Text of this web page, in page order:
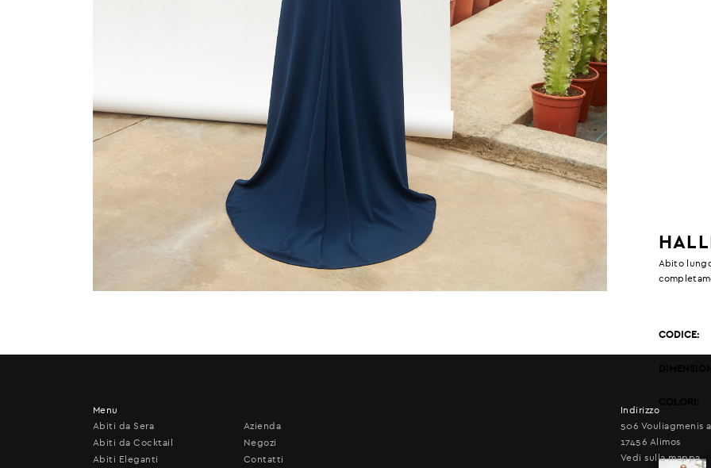
Abito
CODICE:
Menu
Abiti da Sera
Abiti da Cocktail
Abiti Eleganti
Azienda
Negozi
Contatti
Indirizzo
506 Vouliagmenis
17456 Alimos
Vedi sulla mappa